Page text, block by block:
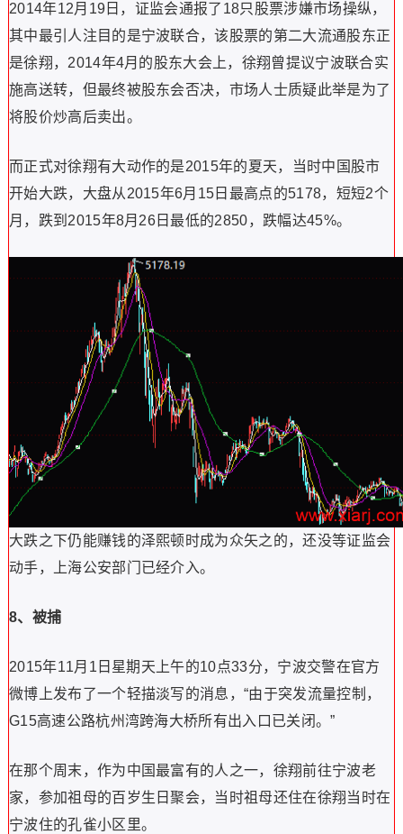
2014年12月19日，证监会通报了18只股票涉嫌市场操纵，
其中最引人注目的是宁波联合，该股票的第二大流通股东正
是徐翔，2014年4月的股东大会上，徐翔曾提议宁波联合实
施高送转，但最终被股东会否决，市场人士质疑此举是为了
将股价炒高后卖出。
而正式对徐翔有大动作的是2015年的夏天，当时中国股市
开始大跌，大盘从2015年6月15日最高点的5178，短短2个
月，跌到2015年8月26日最低的2850，跌幅达45%。
大跌之下仍能赚钱的泽熙顿时成为众矢之的，还没等证监会
动手，上海公安部门已经介入。
8、被捕
2015年11月1日星期天上午的10点33分，宁波交警在官方
微博上发布了一个轻描淡写的消息，“由于突发流量控制，
G15高速公路杭州湾跨海大桥所有出入口已关闭。”
在那个周末，作为中国最富有的人之一，徐翔前往宁波老
家，参加祖母的百岁生日聚会，当时祖母还住在徐翔当时在
宁波住的孔雀小区里。